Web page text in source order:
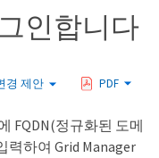
인합니다
경 제안 PDF
FQDN(정규화된 도메
력하여 Grid Manager